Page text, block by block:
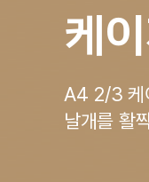
케
A4 2/3 케
날개를 활